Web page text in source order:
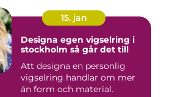
15. jan
Designa egen vigselring i
stockholm så går det till
Att designa en personlig
vigselring handlar om mer
än form och material.